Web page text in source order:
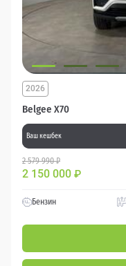
Belgee X70
2026
Ваш кешбек
2 579 990 ₽
2 150 000 ₽
Бензин